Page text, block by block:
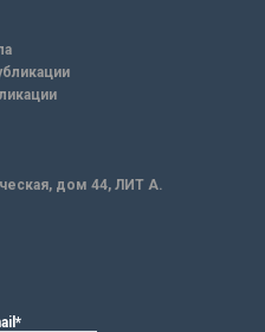
дом 44, ЛИТ А.